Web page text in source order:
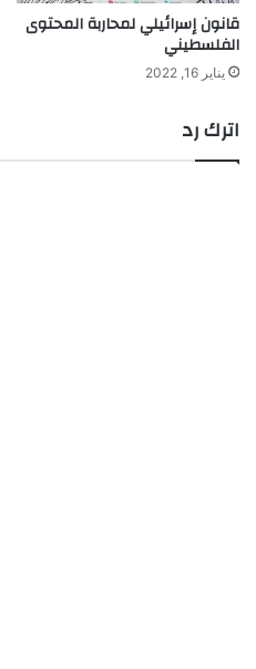
قانون إسرائيلي لمحاربة المحتوى
الفلسطيني
يناير 16, 2022
اترك رد